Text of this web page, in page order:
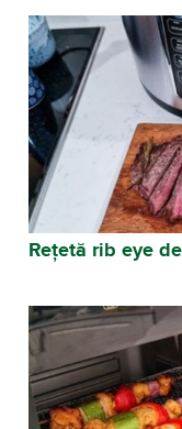
Retete
Rețetă rib eye